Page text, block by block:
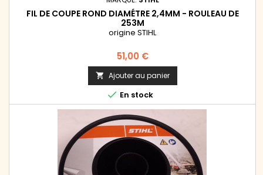
FIL DE COUPE ROND DIAMÉTRE 2,4MM - ROULEAU DE
253M
origine STIHL
Prix
51,00 €
 Ajouter au panier
 En stock